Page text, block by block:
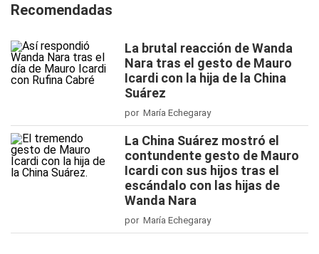
Recomendadas
La brutal reacción de Wanda
Nara tras el gesto de Mauro
Icardi con la hija de la China
Suárez
por María Echegaray
La China Suárez mostró el
contundente gesto de Mauro
Icardi con sus hijos tras el
escándalo con las hijas de
Wanda Nara
por María Echegaray